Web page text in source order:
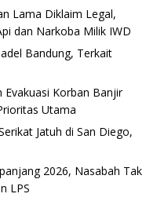
Lama Diklaim Legal,
dan Narkoba Milik IWD
Bandung, Terkait
Evakuasi Korban Banjir
Utama
Jatuh di San Diego,
2026, Nasabah Tak
LPS